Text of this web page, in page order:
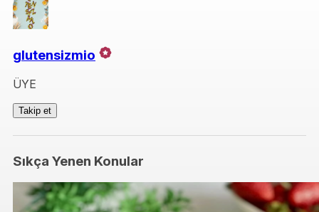
glutensizmio
ÜYE
Takip et
Sıkça Yenen Konular